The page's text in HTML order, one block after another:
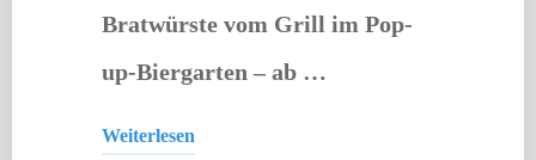
Bratwürste vom Grill im Pop-
up-Biergarten – ab …
Weiterlesen